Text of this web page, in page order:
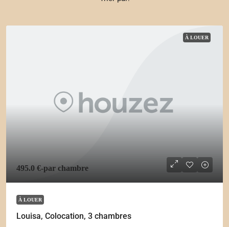
À LOUER
495.0 €-par chambre
À LOUER
Louisa, Colocation, 3 chambres